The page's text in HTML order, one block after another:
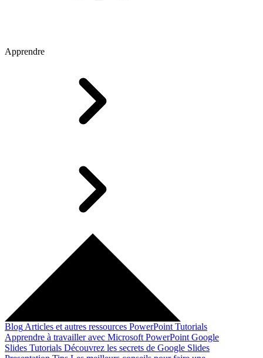
Apprendre
Blog Articles et autres ressources PowerPoint Tutorials
Apprendre à travailler avec Microsoft PowerPoint Google
Slides Tutorials Découvrez les secrets de Google Slides